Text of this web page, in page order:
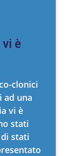
è
clonici
ad una
vi è
stati
stati